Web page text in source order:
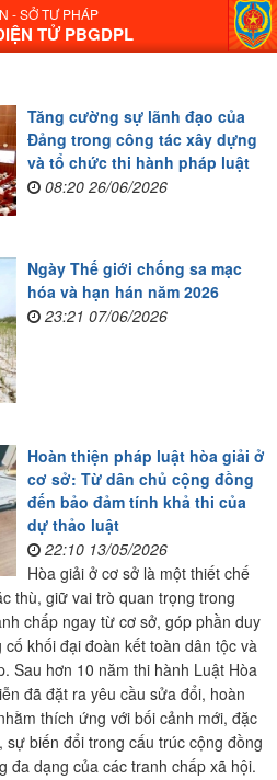
- SỞ TƯ PHÁP
TỬ PBGDPL
Tăng cường sự lãnh đạo của
Đảng trong công tác xây dựng
và tổ chức thi hành pháp luật
08:20 26/06/2026
Ngày Thế giới chống sa mạc
hóa và hạn hán năm 2026
23:21 07/06/2026
Hoàn thiện pháp luật hòa giải ở
cơ sở: Từ dân chủ cộng đồng
đến bảo đảm tính khả thi của
dự thảo luật
22:10 13/05/2026
Hòa giải ở cơ sở là một thiết chế
thù, giữ vai trò quan trọng trong
chấp ngay từ cơ sở, góp phần duy
khối đại đoàn kết toàn dân tộc và
Sau hơn 10 năm thi hành Luật Hòa
đã đặt ra yêu cầu sửa đổi, hoàn
thích ứng với bối cảnh mới, đặc
biến đổi trong cấu trúc cộng đồng
đa dạng của các tranh chấp xã hội.